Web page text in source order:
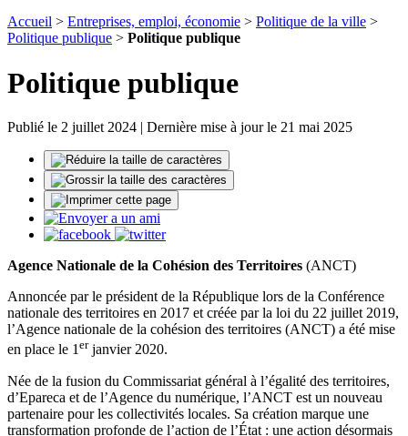
Accueil > Entreprises, emploi, économie > Politique de la ville >
Politique publique > Politique publique
Politique publique
Publié le 2 juillet 2024 | Dernière mise à jour le 21 mai 2025
Agence Nationale de la Cohésion des Territoires (ANCT)
Annoncée par le président de la République lors de la Conférence
nationale des territoires en 2017 et créée par la loi du 22 juillet 2019,
l’Agence nationale de la cohésion des territoires (ANCT) a été mise
en place le 1erjanvier 2020.
Née de la fusion du Commissariat général à l’égalité des territoires,
d’Epareca et de l’Agence du numérique, l’ANCT est un nouveau
partenaire pour les collectivités locales. Sa création marque une
transformation profonde de l’action de l’État : une action désormais